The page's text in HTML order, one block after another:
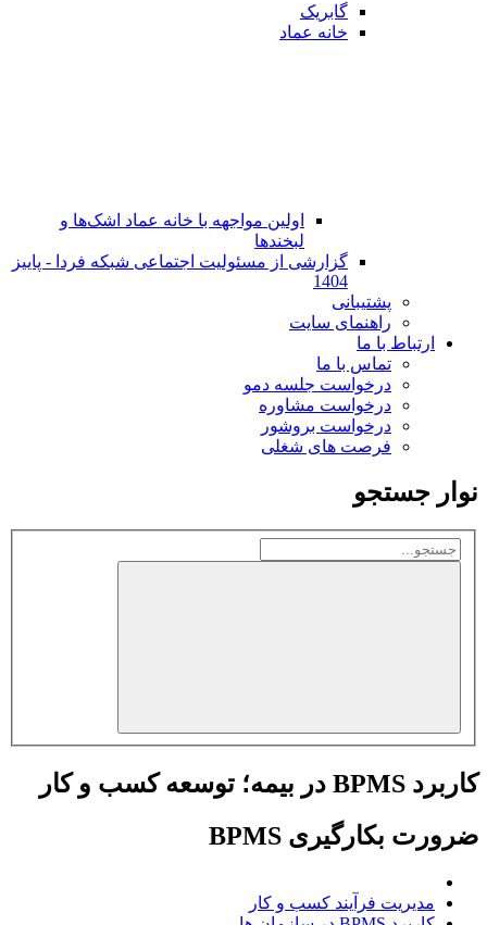
گابریک
خانه عماد
اولین مواجهه با خانه عماد اشک‌ها و
لبخندها
گزارشی از مسئولیت اجتماعی شبکه فردا - پاییز
1404
پشتیبانی
راهنمای سایت
ارتباط با ما
تماس با ما
در‌خواست جلسه دمو
درخواست مشاوره
درخواست بروشور
فرصت های شغلی
نوار جستجو
کاربرد BPMS در بیمه؛ توسعه کسب و کار
ضرورت بکارگیری BPMS
مدیریت فرآیند کسب و کار